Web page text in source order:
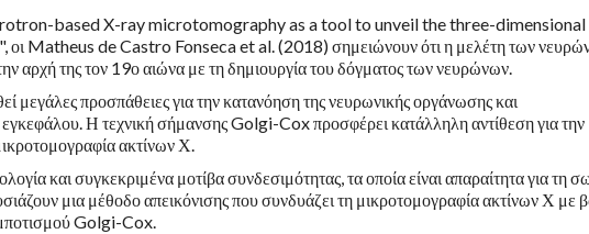
based X-ray microtomography as a tool to unveil the three-dimensional
Matheus de Castro Fonseca et al. (2018) σημειώνουν ότι η μελέτη των
αρχή της τον 19ο αιώνα με τη δημιουργία του δόγματος των νευρώνων.
μεγάλες προσπάθειες για την κατανόηση της νευρωνικής οργάνωσης και
εγκεφάλου. Η τεχνική σήμανσης Golgi-Cox προσφέρει κατάλληλη αντίθεση για την
ακτίνων Χ.
και συγκεκριμένα μοτίβα συνδεσιμότητας, τα οποία είναι απαραίτητα για τη
μια μέθοδο απεικόνισης που συνδυάζει τη μικροτομογραφία ακτίνων Χ με
Golgi-Cox.